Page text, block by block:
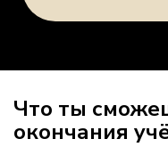
Что ты
окончания